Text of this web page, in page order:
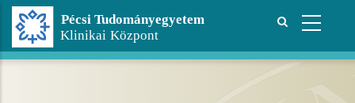
Ugrás
tartalomra